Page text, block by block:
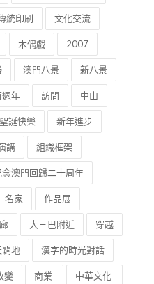
統印刷 文化交流
木偶戲 2007
澳門八景 新八景
週年 訪問 中山
聖誕快樂 新年進步
講 組織框架
念澳門回歸二十周年
名家 作品展
大三巴附近 穿越
闢地 漢字的時光對話
變 商業 中華文化